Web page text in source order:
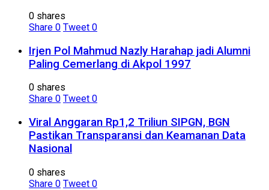
0 shares
Share 0 Tweet 0
Irjen Pol Mahmud Nazly Harahap jadi Alumni
Paling Cemerlang di Akpol 1997
0 shares
Share 0 Tweet 0
Viral Anggaran Rp1,2 Triliun SIPGN, BGN
Pastikan Transparansi dan Keamanan Data
Nasional
0 shares
Share 0 Tweet 0